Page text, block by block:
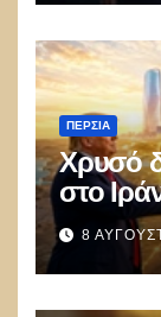
ΠΕΡΣΊΑ
Χρυσό
στο
τις
8